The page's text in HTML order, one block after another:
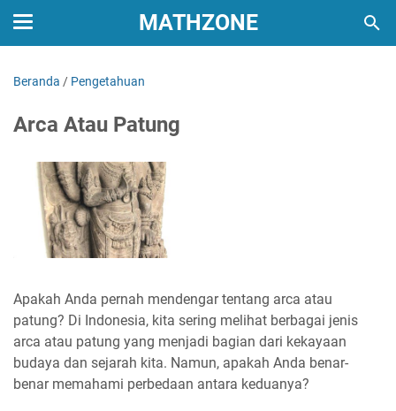
MATHZONE
Beranda / Pengetahuan
Arca Atau Patung
Apakah Anda pernah mendengar tentang arca atau
patung? Di Indonesia, kita sering melihat berbagai jenis
arca atau patung yang menjadi bagian dari kekayaan
budaya dan sejarah kita. Namun, apakah Anda benar-
benar memahami perbedaan antara keduanya?